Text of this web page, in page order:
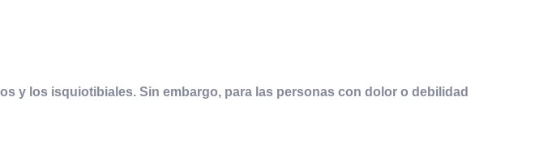
y los isquiotibiales. Sin embargo, para las personas con dolor o debilidad